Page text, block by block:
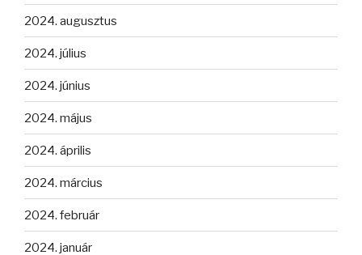
2024. augusztus
2024. július
2024. június
2024. május
2024. április
2024. március
2024. február
2024. január